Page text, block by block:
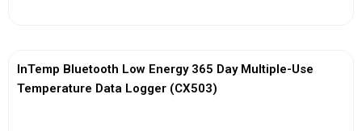
InTemp Bluetooth Low Energy 365 Day Multiple-Use
Temperature Data Logger (CX503)